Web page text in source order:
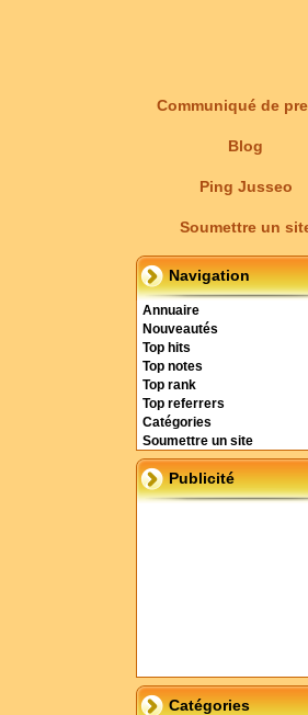
Communiqué de
Blog
Ping Jusseo
Soumettre un
Navigation
Annuaire
Nouveautés
Top hits
Top notes
Top rank
Top referrers
Catégories
Soumettre un site
Publicité
Catégories